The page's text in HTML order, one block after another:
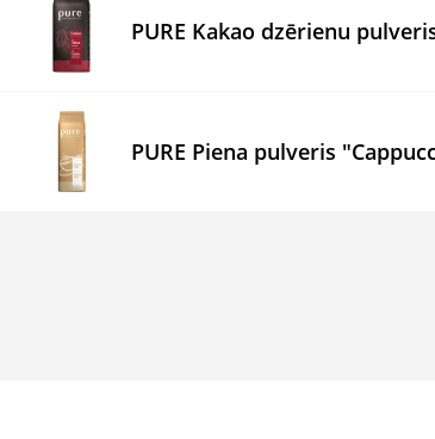
PURE Kakao dzērienu
PURE Piena pulveris